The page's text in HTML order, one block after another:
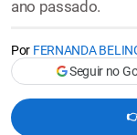
ano passado.
Por FERNANDA
Seguir no